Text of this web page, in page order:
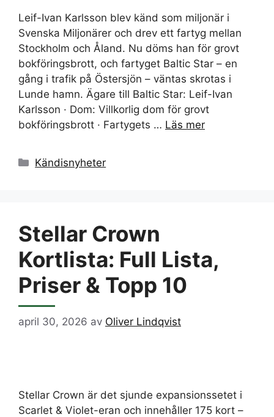
Leif-Ivan Karlsson blev känd som miljonär i
Svenska Miljonärer och drev ett fartyg mellan
Stockholm och Åland. Nu döms han för grovt
bokföringsbrott, och fartyget Baltic Star – en
gång i trafik på Östersjön – väntas skrotas i
Lunde hamn. Ägare till Baltic Star: Leif-Ivan
Karlsson · Dom: Villkorlig dom för grovt
bokföringsbrott · Fartygets … Läs mer
Kategorier
Kändisnyheter
Stellar Crown
Kortlista: Full Lista,
Priser & Topp 10
april 30, 2026 av Oliver Lindqvist
Stellar Crown är det sjunde expansionssetet i
Scarlet & Violet-eran och innehåller 175 kort –